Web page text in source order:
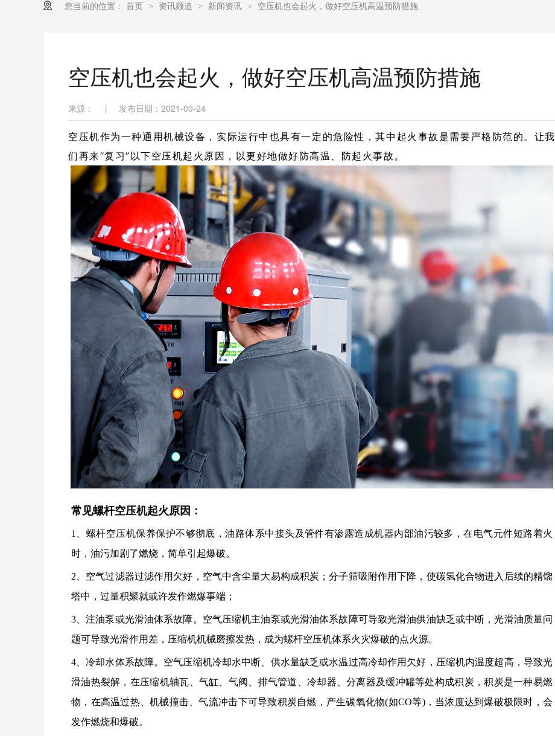
您当前的位置： 首页 > 资讯频道 > 新闻资讯 > 空压机也会起火，做好空压机高温预防措施
空压机也会起火，做好空压机高温预防措施
来源： | 发布日期：2021-09-24
空压机作为一种通用机械设备，实际运行中也具有一定的危险性，其中起火事故是需要严格防范的。让我
们再来“复习”以下空压机起火原因，以更好地做好防高温、防起火事故。
常见螺杆空压机起火原因：
1、螺杆空压机保养保护不够彻底，油路体系中接头及管件有渗露造成机器内部油污较多，在电气元件短路着火
时，油污加剧了燃烧，简单引起爆破。
2、空气过滤器过滤作用欠好，空气中含尘量大易构成积炭；分子筛吸附作用下降，使碳氢化合物进入后续的精馏
塔中，过量积聚就或许发作燃爆事端；
3、注油泵或光滑油体系故障。空气压缩机主油泵或光滑油体系故障可导致光滑油供油缺乏或中断，光滑油质量问
题可导致光滑作用差，压缩机机械磨擦发热，成为螺杆空压机体系火灾爆破的点火源。
4、冷却水体系故障。空气压缩机冷却水中断、供水量缺乏或水温过高冷却作用欠好，压缩机内温度超高，导致光
滑油热裂解，在压缩机轴瓦、气缸、气阀、排气管道、冷却器、分离器及缓冲罐等处构成积炭，积炭是一种易燃
物，在高温过热、机械撞击、气流冲击下可导致积炭自燃，产生碳氧化物(如CO等)，当浓度达到爆破极限时，会
发作燃烧和爆破。